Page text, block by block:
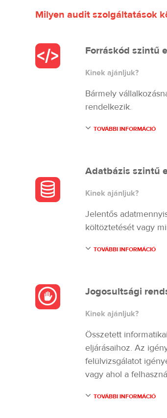
Milyen audit szolgáltatások
Forráskód szintű
Kinek ajánljuk?
Bármely
rendelkezik.
TOVÁBBI INFORMÁCIÓ
Adatbázis szintű
Kinek ajánljuk?
Jelentős
költöztetését vagy
TOVÁBBI INFORMÁCIÓ
Jogosultsági
Kinek ajánljuk?
Összetett
eljárásaihoz. Az
felülvizsgálatot
vagy ahol a
TOVÁBBI INFORMÁCIÓ